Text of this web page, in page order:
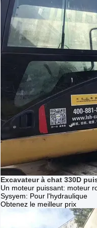
Excavateur à chat 330D
Un moteur puissant: moteur
Sysyem: Pour l'hydraulique
Obtenez le meilleur prix